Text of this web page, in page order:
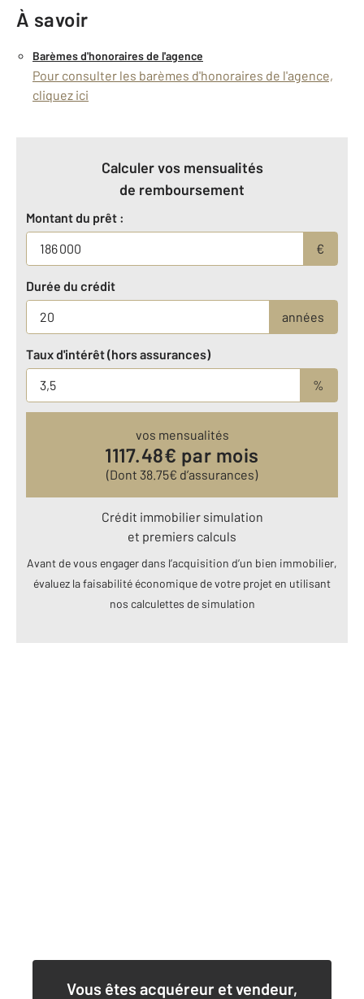
À savoir
Barèmes d'honoraires de l'agence
Pour consulter les barèmes d'honoraires de l'agence,
cliquez ici
Calculer vos mensualités
de remboursement
Montant du prêt :
€
Durée du crédit
années
Taux d'intérêt (hors assurances)
%
vos mensualités
1117.48€ par mois
(Dont 38.75€ d’assurances)
Crédit immobilier simulation
et premiers calculs
Avant de vous engager dans l’acquisition d’un bien immobilier,
évaluez la faisabilité économique de votre projet en utilisant
nos calculettes de simulation
Vous êtes acquéreur et vendeur,